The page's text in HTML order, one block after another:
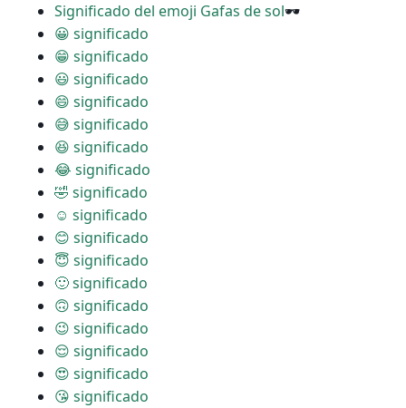
Significado del emoji Gafas de sol🕶
😀 significado
😁 significado
😃 significado
😄 significado
😅 significado
😆 significado
😂 significado
🤣 significado
☺ significado
😊 significado
😇 significado
🙂 significado
🙃 significado
😉 significado
😌 significado
😍 significado
😘 significado